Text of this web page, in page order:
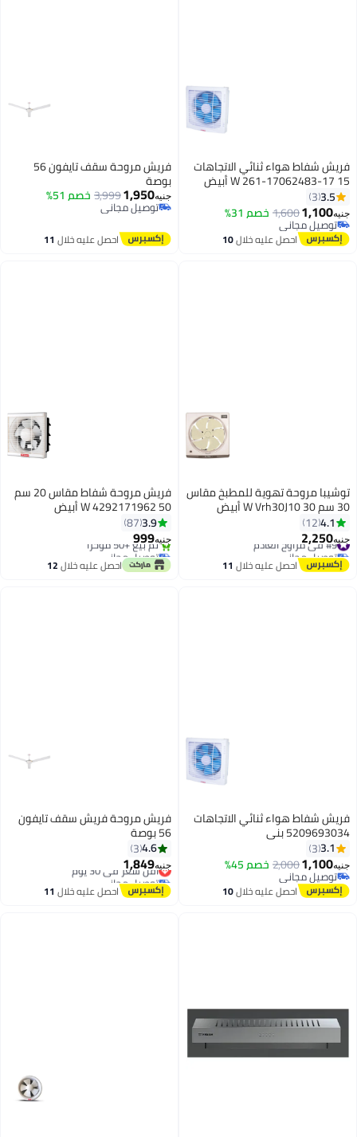
فريش شفاط هواء ثنائي الاتجاهات
15 W 261-17062483-17 أبيض
3.5
3
جنيه1,100
1,600خصم 31%
توصيل مجاني
توصيل مجانياحصل عليه خلال10
فريش مروحة سقف تايفون 56
بوصة
جنيه1,950
3,999خصم 51%
توصيل مجاني
توصيل مجاني
احصل عليه خلال 11
توشيبا مروحة تهوية للمطبخ مقاس
30 سم 30 W Vrh30J10 أبيض
4.1
12
جنيه2,250#9 في مراوح العادم
توصيل مجاني
#9 في مراوح العادم احصل عليه خلال 11
فريش مروحة شفاط مقاس 20 سم
50 W 4292171962 أبيض
3.9
87
جنيه999
توصيل مجاني
باقي 2 وحدات في المخزون
تم بيع +50 مؤخرًا
احصل عليه خلال12
فريش شفاط هواء ثنائي الاتجاهات
5209693034 بني
3.1
3
جنيه1,100
2,000خصم 45%
توصيل مجاني
توصيل مجانياحصل عليه خلال10
فريش مروحة فريش سقف تايفون
56 بوصة
4.6
3
جنيه1,849
أقل سعر في 30 يوم
توصيل مجاني
أقل سعر في 30 يوماحصل عليه خلال 11